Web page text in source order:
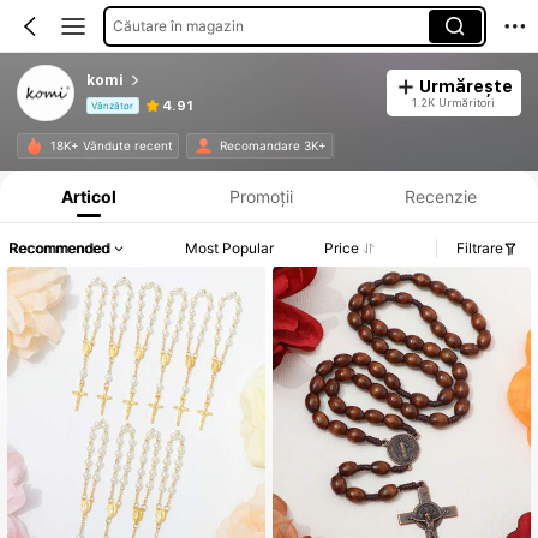
Căutare în magazin
komi
Vânzător 4.91
Urmărește
1.2K Urmăritori
18K+ Vândute recent Recomandare 3K+
Informații despre produs: Divulgarea prețului, detalii privind vânzările și stocul.
Articol Promoții Recenzie
Recommended Most Popular Price Filtrare